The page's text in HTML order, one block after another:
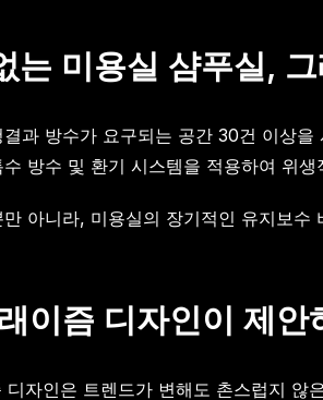
는 미용실 샴푸실,
과 방수가 요구되는 공간 30건 이상
방수 및 환기 시스템을 적용하여 위
아니라, 미용실의 장기적인 유지보
이즘 디자인이 제안
자인은 트렌드가 변해도 촌스럽지